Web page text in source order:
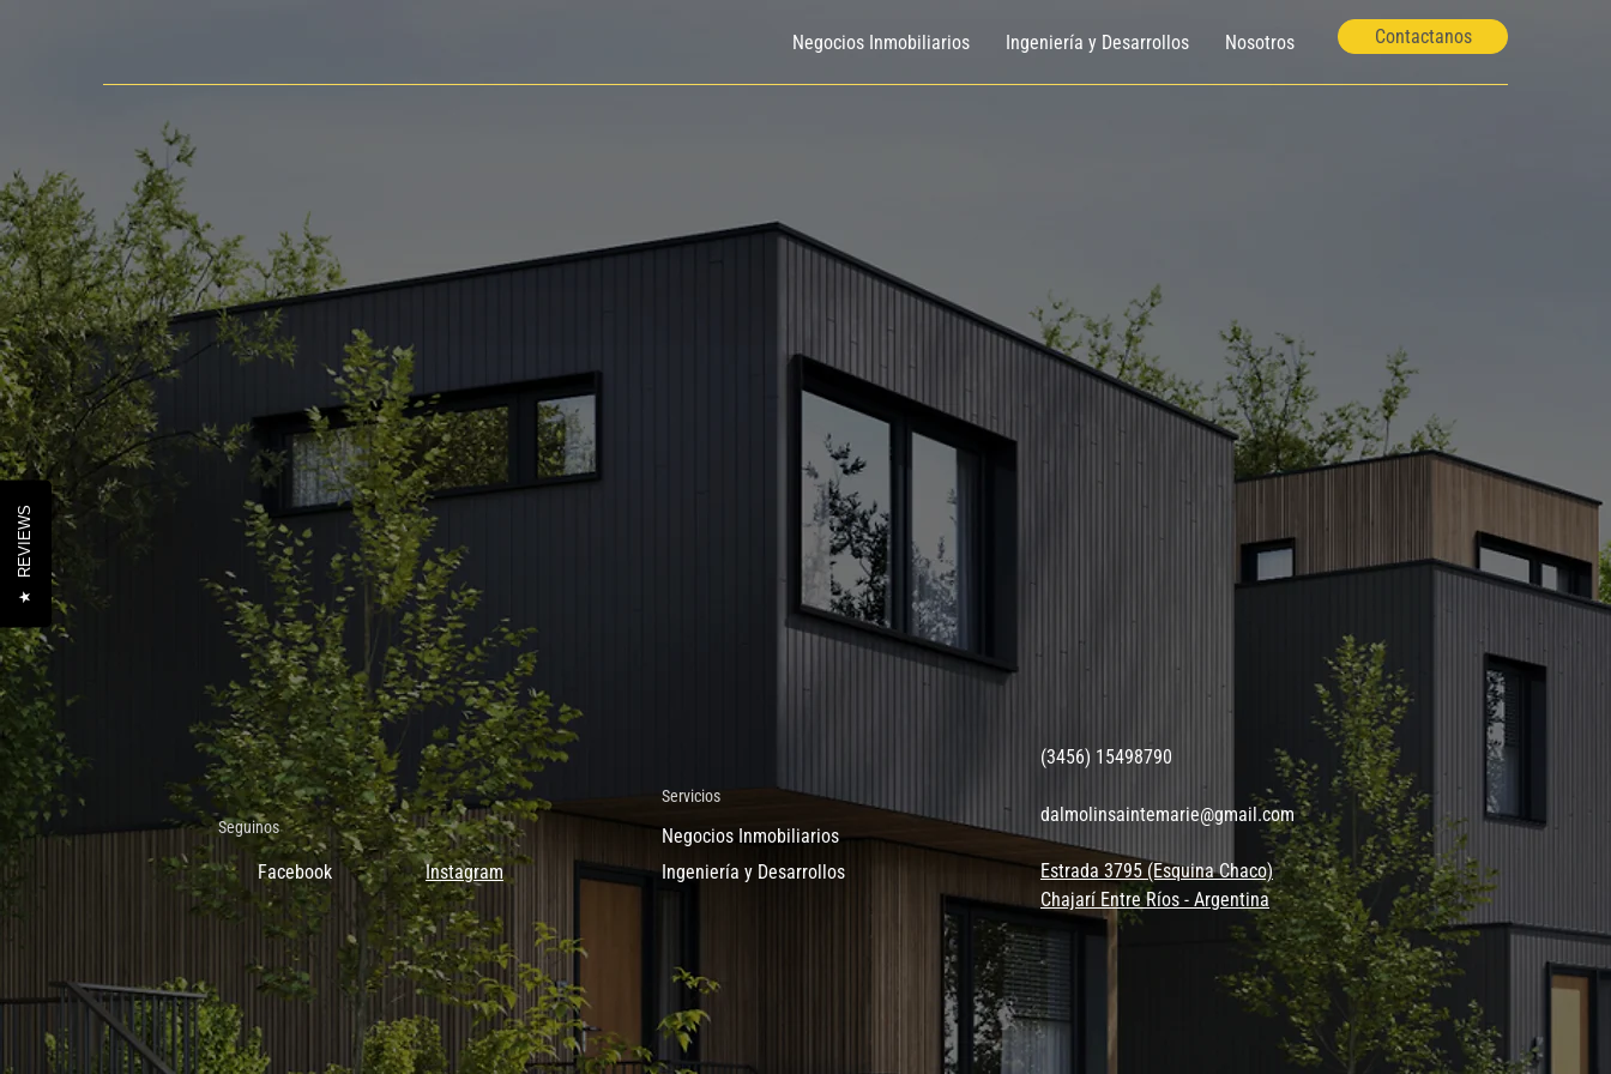
Negocios Inmobiliarios Ingeniería y Desarrollos Nosotros Contactanos
Seguinos
Facebook Instagram
Servicios
Negocios Inmobiliarios
Ingeniería y Desarrollos
(3456) 15498790
dalmolinsaintemarie@gmail.com
Estrada 3795 (Esquina Chaco)
Chajarí Entre Ríos - Argentina
★
REVIEWS